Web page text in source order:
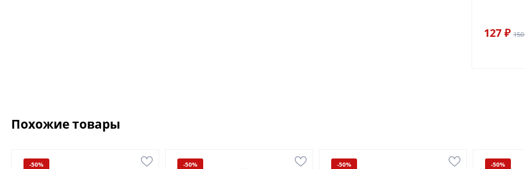
127 ₽ 150
Похожие товары
-50% -50% -50% -50%